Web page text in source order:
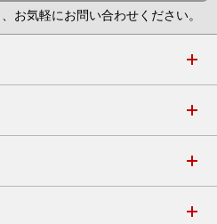
お気軽にお問い合わせください。